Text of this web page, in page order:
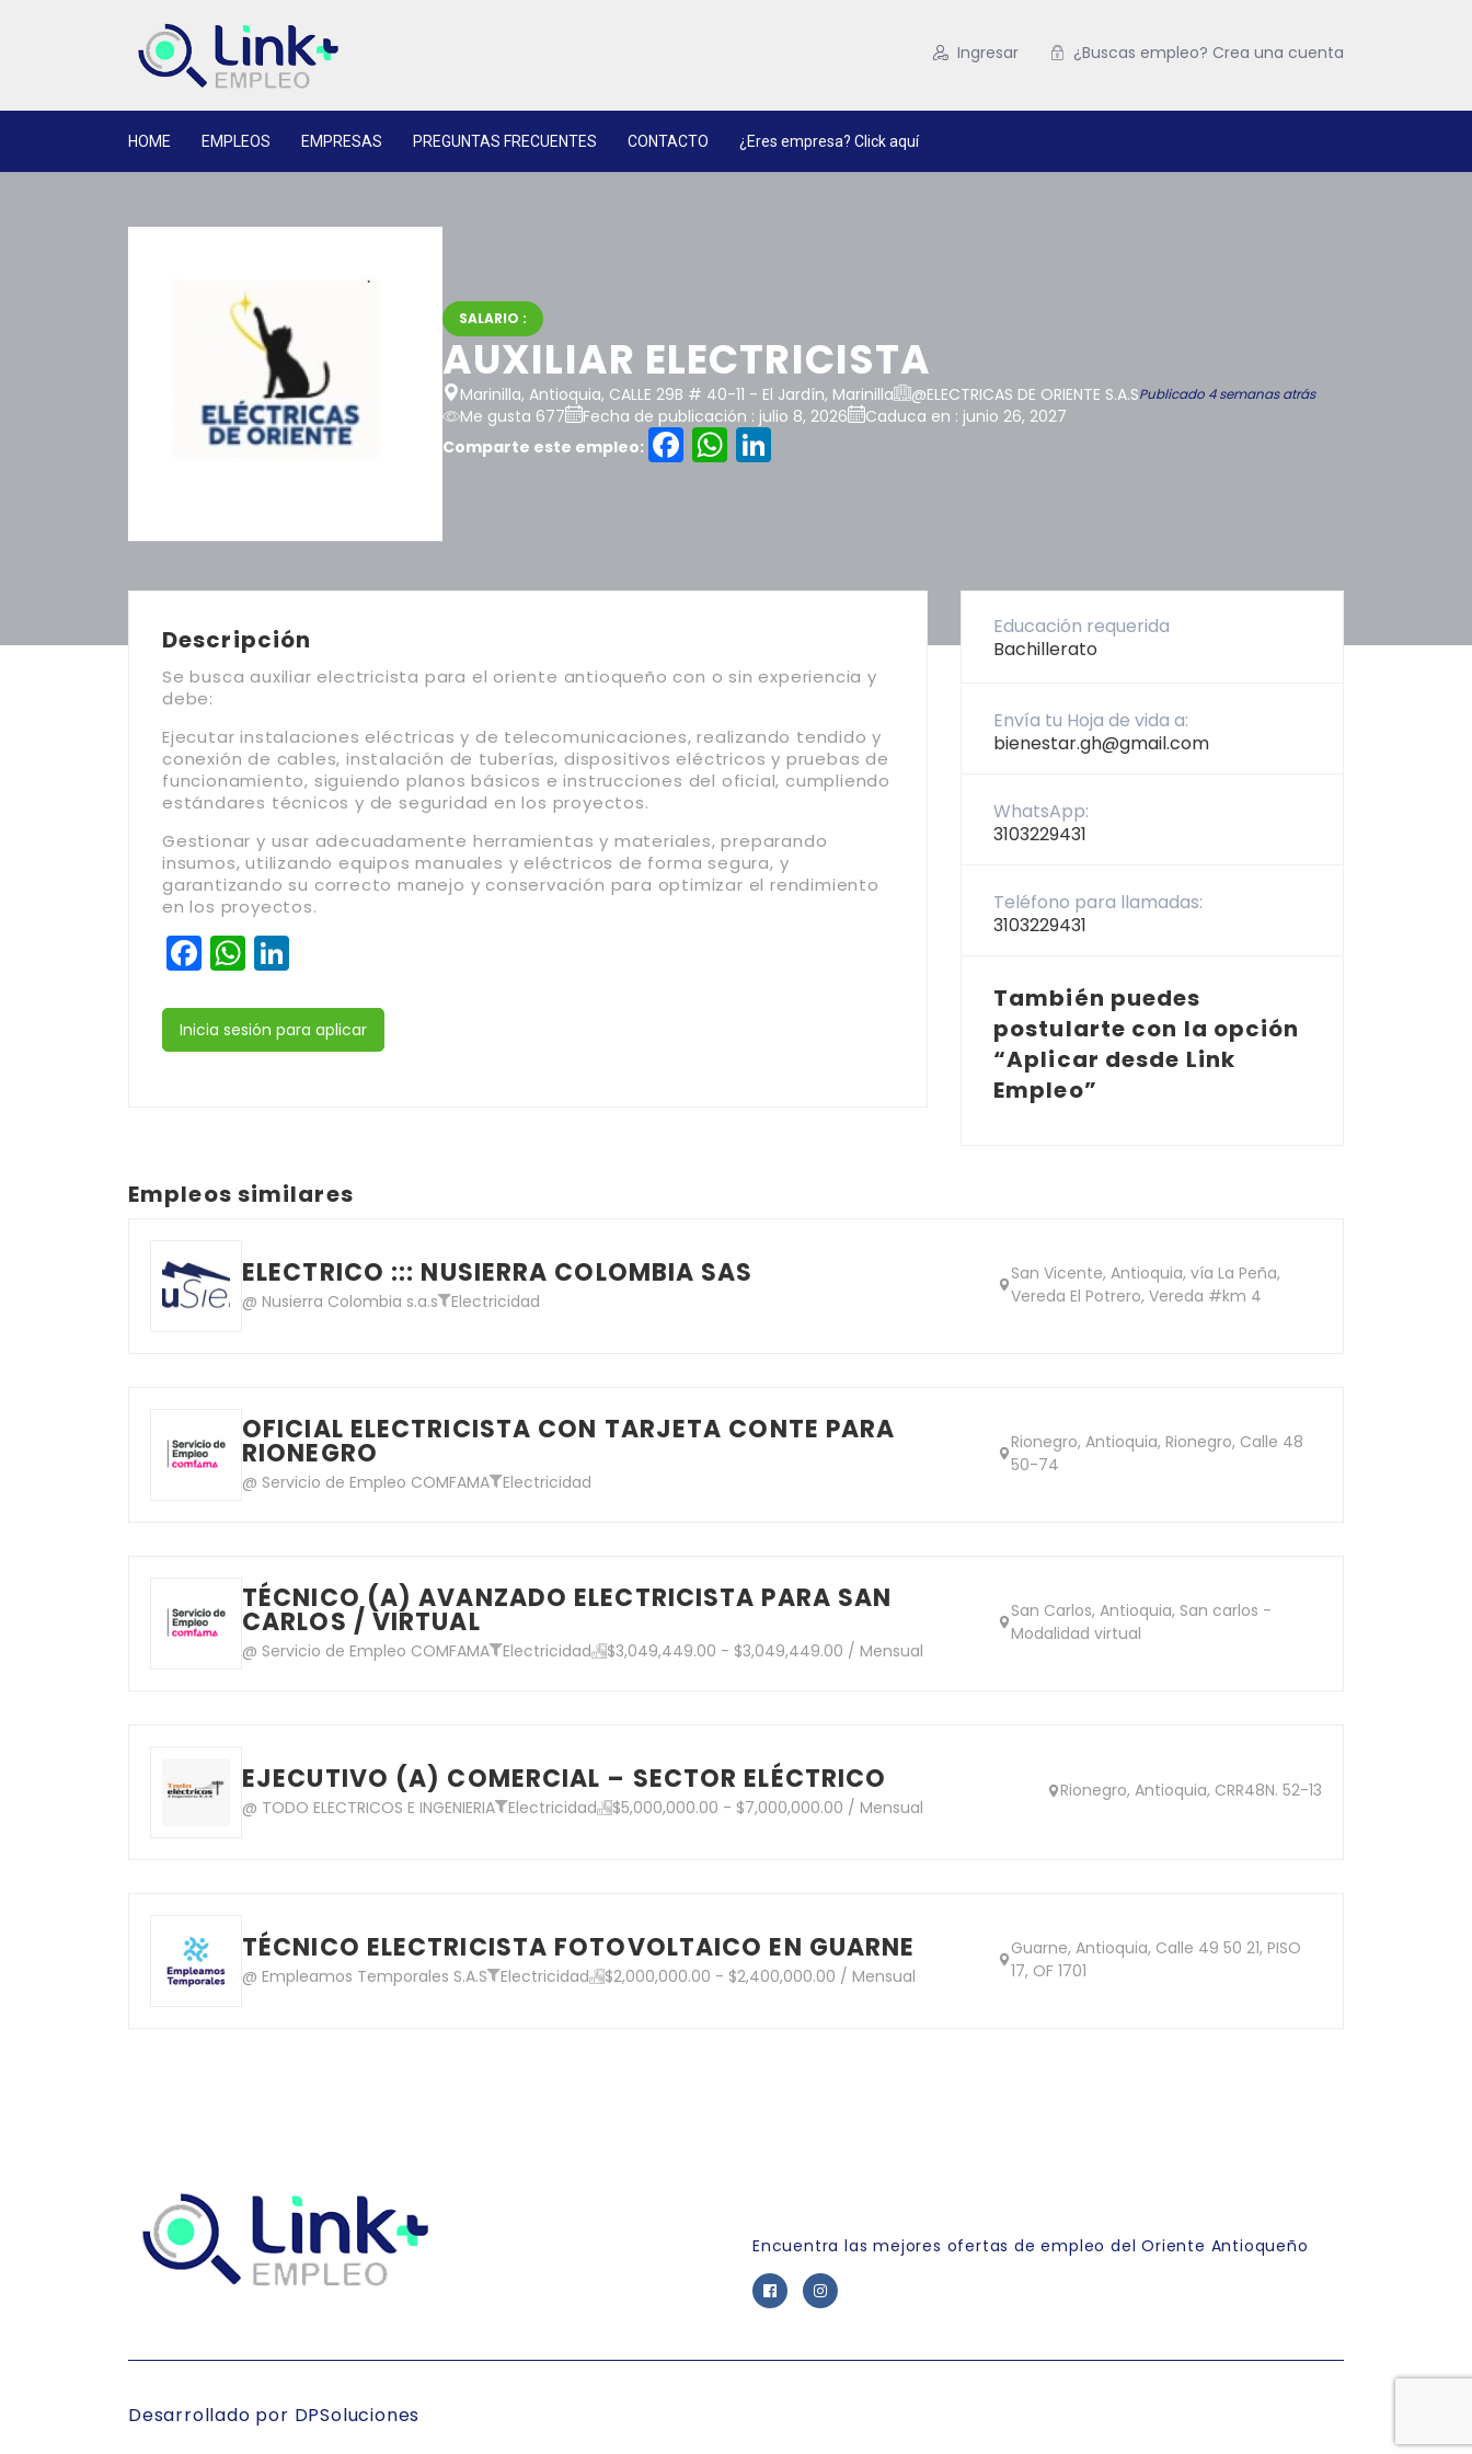
Ingresar ¿Buscas empleo? Crea una cuenta
HOME EMPLEOS EMPRESAS PREGUNTAS FRECUENTES CONTACTO ¿Eres empresa? Click aquí
SALARIO :
AUXILIAR ELECTRICISTA
Marinilla, Antioquia, CALLE 29B # 40-11 - El Jardín, Marinilla @ELECTRICAS DE ORIENTE S.A.SPublicado 4 semanas atrás
Me gusta 677 Fecha de publicación : julio 8, 2026
Caduca en : junio 26, 2027
Comparte este empleo:
Facebook
WhatsApp
Descripción
Se busca auxiliar electricista para el oriente antioqueño con o sin experiencia y
debe:
Ejecutar instalaciones eléctricas y de telecomunicaciones, realizando tendido y
conexión de cables, instalación de tuberías, dispositivos eléctricos y pruebas de
funcionamiento, siguiendo planos básicos e instrucciones del oficial, cumpliendo
estándares técnicos y de seguridad en los proyectos.
Gestionar y usar adecuadamente herramientas y materiales, preparando
insumos, utilizando equipos manuales y eléctricos de forma segura, y
garantizando su correcto manejo y conservación para optimizar el rendimiento
en los proyectos.
Facebook
WhatsApp
Inicia sesión para aplicar
Educación requerida
Bachillerato
Envía tu Hoja de vida a:
bienestar.gh@gmail.com
WhatsApp:
3103229431
Teléfono para llamadas:
3103229431
También puedes
postularte con la opción
“Aplicar desde Link
Empleo”
Empleos similares
ELECTRICO ::: NUSIERRA COLOMBIA SAS
@ Nusierra Colombia s.a.s Electricidad
San Vicente, Antioquia, vía La Peña,
Vereda El Potrero, Vereda #km 4
OFICIAL ELECTRICISTA CON TARJETA CONTE PARA
RIONEGRO
@ Servicio de Empleo COMFAMA Electricidad
Rionegro, Antioquia, Rionegro, Calle 48
50-74
TÉCNICO (A) AVANZADO ELECTRICISTA PARA SAN
CARLOS / VIRTUAL
@ Servicio de Empleo COMFAMA Electricidad $3,049,449.00 - $3,049,449.00 / Mensual
San Carlos, Antioquia, San carlos -
Modalidad virtual
EJECUTIVO (A) COMERCIAL – SECTOR ELÉCTRICO
@ TODO ELECTRICOS E INGENIERIA Electricidad $5,000,000.00 - $7,000,000.00 / Mensual
Rionegro, Antioquia, CRR48N. 52-13
TÉCNICO ELECTRICISTA FOTOVOLTAICO EN GUARNE
@ Empleamos Temporales S.A.S Electricidad $2,000,000.00 - $2,400,000.00 / Mensual
Guarne, Antioquia, Calle 49 50 21, PISO
17, OF 1701
Encuentra las mejores ofertas de empleo del Oriente Antioqueño
Desarrollado por DPSoluciones